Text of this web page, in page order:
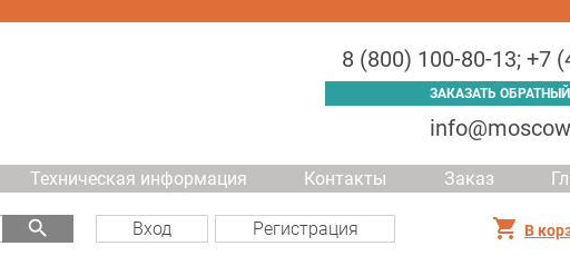
Техническая информация Контакты Заказ
8 (800) 100-80-13; +7
ЗАКАЗАТЬ
search Вход Регистрация В